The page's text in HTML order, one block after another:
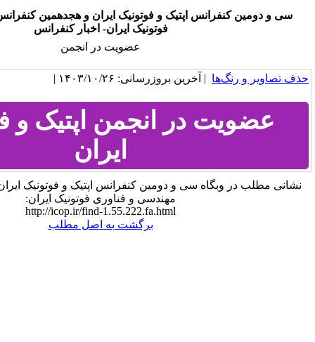
اپتيک و فوتونيک ایران و هجدهمين کنفرانس مهندسی و فناوری
فوتونيک ايران- اخبار کنفرانس
بروزرسانی: ۱۴۰۳/۱۰/۲۶ |
انجمن اپتیک و فوتونیک
سی و دومین کنفرانس اپتيک و فوتونيک ایران و هجدهمين کنفرانس
مهندسی و فناوری فوتونيک ايران:
http://icop.ir/find-1.55.222.fa.html